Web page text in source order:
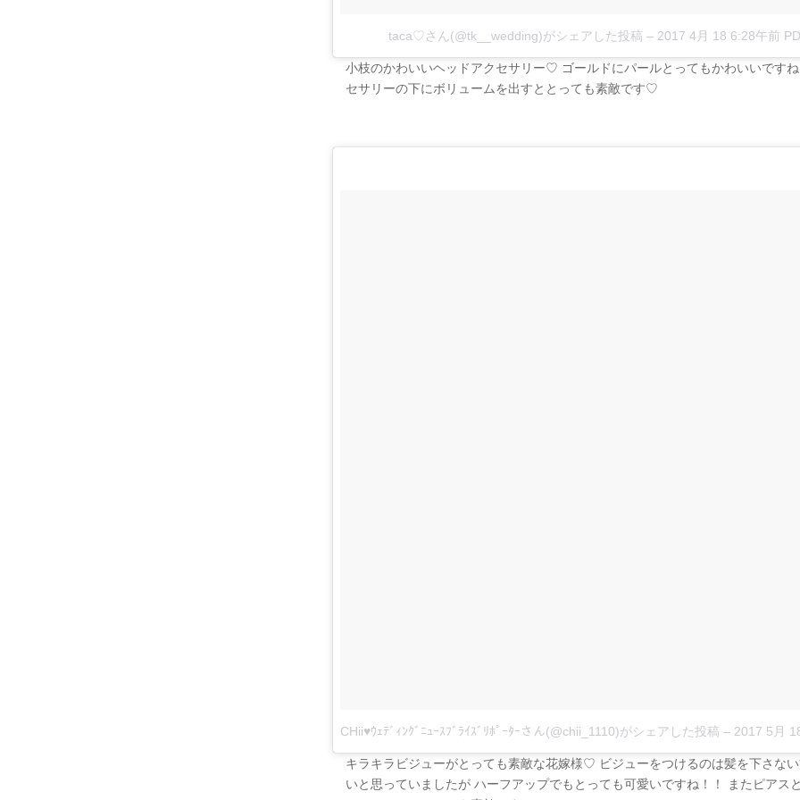
taca♡さん(@tk__wedding)がシェアした投稿 – 2017 4月 18 6:28午前
小枝のかわいいヘッドアクセサリー♡ ゴールドにパールとってもかわいいです
セサリーの下にボリュームを出すととっても素敵です♡
CHii♥ｳｪﾃﾞｨﾝｸﾞﾆｭｰｽﾌﾞﾗｲｽﾞﾘﾎﾟｰﾀｰさん(@chii_1110)がシェアした投稿 – 2017 5月 18
キラキラビジューがとっても素敵な花嫁様♡ ビジューをつけるのは髪を下さな
いと思っていましたが ハーフアップでもとっても可愛いですね！！ またピアス